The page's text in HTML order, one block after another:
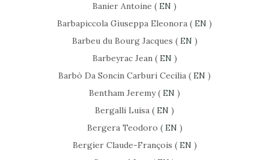
Banier Antoine ( EN )
Barbapiccola Giuseppa Eleonora ( EN )
Barbeu du Bourg Jacques ( EN )
Barbeyrac Jean ( EN )
Barbò Da Soncin Carburi Cecilia ( EN )
Bentham Jeremy ( EN )
Bergalli Luisa ( EN )
Bergera Teodoro ( EN )
Bergier Claude-François ( EN )